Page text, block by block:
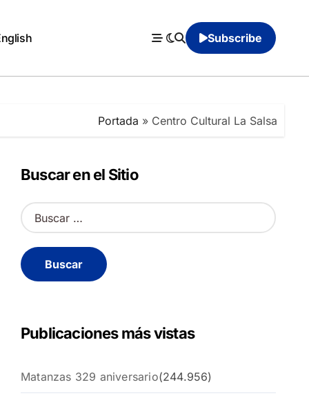
Subscribe
Portada » Centro Cultural La Salsa
Buscar en el Sitio
B
u
c
a
Publicaciones más vistas
Matanzas 329 aniversario(244.956)